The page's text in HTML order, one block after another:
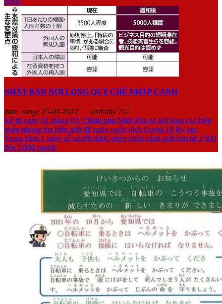
NHẬT BẢN NỚI LỎNG QUY CHẾ NHẬP CẢNH
date_range 25-02-2022 visibility 757
Kể từ ngày 01 tháng 03, Chính phủ Nhật Bản sẽ nới lỏng các biện
pháp phong tỏa biên giới đề ngăn ngừa dịch Covid-19 lây lan.
Trung bình 1 ngày số người được phép nhập cảnh giới hạn từ 3,500
đến 5,000 người.